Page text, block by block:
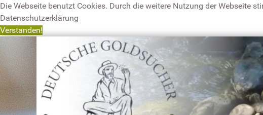
Die Webseite benutzt Cookies. Durch die weitere Nutzung der Webseite
Datenschutzerklärung
Verstanden!